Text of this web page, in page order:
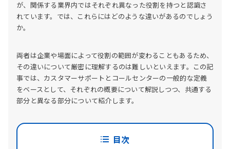
が、関係する業界内ではそれぞれ異なった役割を持つと認識さ
れています。では、これらにはどのような違いがあるのでしょう
か。
両者は企業や場面によって役割の範囲が変わることもあるため、
その違いについて厳密に理解するのは難しいといえます。この記
事では、カスタマーサポートとコールセンターの一般的な定義
をベースとして、それぞれの概要について解説しつつ、共通する
部分と異なる部分について紹介します。
目次